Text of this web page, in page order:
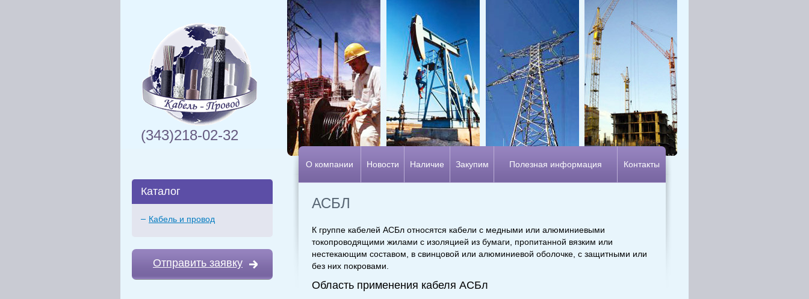
(343)218-02-32
Каталог
Кабель и провод
Отправить заявку
О компании Новости Наличие Закупим Полезная информация Контакты
АСБЛ
К группе кабелей АСБл относятся кабели с медными или алюминиевыми
токопроводящими жилами с изоляцией из бумаги, пропитанной вязким или
нестекающим составом, в свинцовой или алюминиевой оболочке, с защитными или
без них покровами.
Область применения кабеля АСБл